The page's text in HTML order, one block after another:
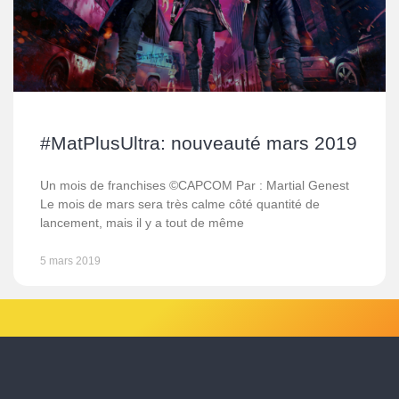
#MatPlusUltra: nouveauté mars 2019
Un mois de franchises ©CAPCOM Par : Martial Genest
Le mois de mars sera très calme côté quantité de
lancement, mais il y a tout de même
5 mars 2019